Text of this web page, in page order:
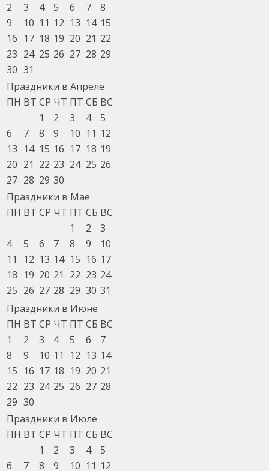
2
3 4 5 6 7
8
9
10 11 12 13 14 15
16 17 18 19 20 21 22
23 24 25 26 27 28 29
30 31
Праздники в Апреле
ПН ВТ СР ЧТ ПТ СБ ВС
1
2 3 4
5
6
7 8 9 10 11 12
13 14 15 16 17 18 19
20 21 22 23 24 25 26
27 28 29 30
Праздники в Мае
ПН ВТ СР ЧТ ПТ СБ ВС
1
2
3
4
5 6 7 8 9
10
11
12 13 14 15 16 17
18 19 20 21 22 23 24
25 26 27 28 29 30 31
Праздники в Июне
ПН ВТ СР ЧТ ПТ СБ ВС
1
2 3 4 5 6
7
8
9 10 11 12 13 14
15 16 17 18 19 20 21
22 23 24 25 26 27 28
29 30
Праздники в Июле
ПН ВТ СР ЧТ ПТ СБ ВС
1
2 3 4
5
6
7 8 9 10 11 12